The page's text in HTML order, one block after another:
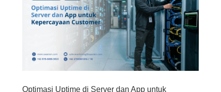
Optimasi Uptime di Server dan App untuk